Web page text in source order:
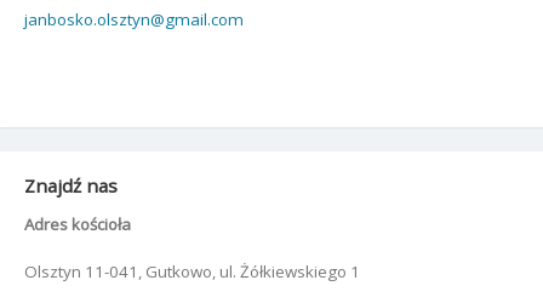
janbosko.olsztyn@gmail.com
Znajdź nas
Adres kościoła
Olsztyn 11-041, Gutkowo, ul. Żółkiewskiego 1